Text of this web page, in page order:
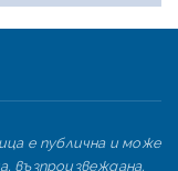
е публична и може
възпроизвеждана,